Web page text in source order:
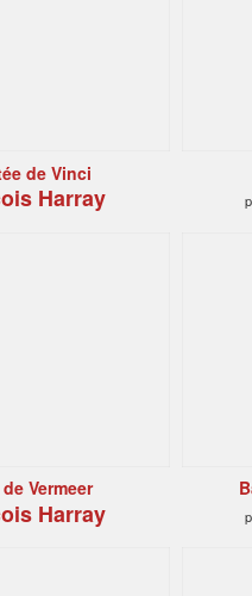
de Vinci
Harray
Vermeer
Harray